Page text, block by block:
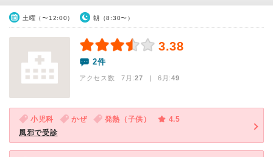
土曜（〜12:00） 朝（8:30〜）
3.38
2件
アクセス数 7月:27 | 6月:49
小児科 かぜ 発熱（子供）
4.5
風邪で受診